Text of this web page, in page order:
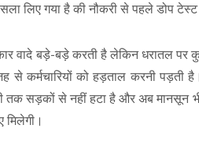
लिए गया है की नौकरी से पहले डोप टेस्ट
वादे बड़े-बड़े करती है लेकिन धरातल
कर्मचारियों को हड़ताल करनी पड़ती
तक सड़कों से नहीं हटा है और अब मानसून